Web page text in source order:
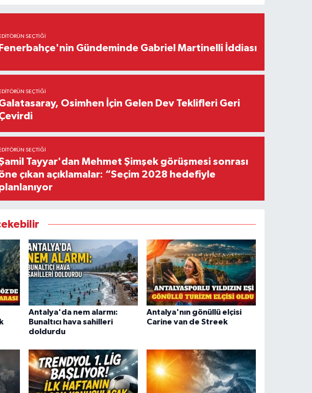
EDITÖRÜN SEÇTIĞI
Fenerbahçe'nin Gündeminde Gabriel Martinelli İddiası
EDITÖRÜN SEÇTIĞI
Osimhen İçin Gelen Dev Teklifleri Geri
EDITÖRÜN SEÇTIĞI
Tayyar'dan Mehmet Şimşek görüşmesi sonrası
çıkan açıklamalar: “Seçim 2028 hedefiyle
Antalya'da nem alarmı:
Bunaltıcı hava sahilleri
doldurdu
Antalya'nın gönüllü elçisi
Carine van de Streek